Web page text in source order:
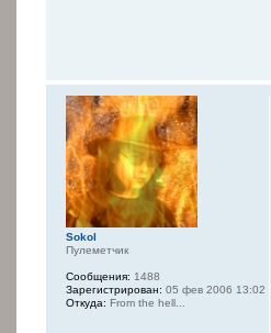
Sokol
Пулеметчик
Сообщения: 1488
Зарегистрирован: 05 фев 2006 13:02
Откуда: From the hell...